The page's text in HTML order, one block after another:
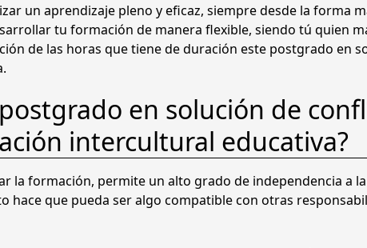
M
e
r
n
i
l
y
M
un aprendizaje pleno y eficaz, siempre desde la forma
tu formación de manera flexible, siendo tú quien
de las horas que tiene de duración este postgrado en
en solución de
intercultural educativa?
la formación, permite un alto grado de independencia a
hace que pueda ser algo compatible con otras